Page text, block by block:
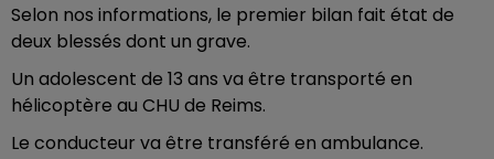
Selon nos informations, le premier bilan fait état de
deux blessés dont un grave.
Un adolescent de 13 ans va être transporté en
hélicoptère au CHU de Reims.
Le conducteur va être transféré en ambulance.